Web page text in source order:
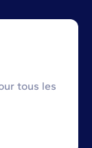
tous les